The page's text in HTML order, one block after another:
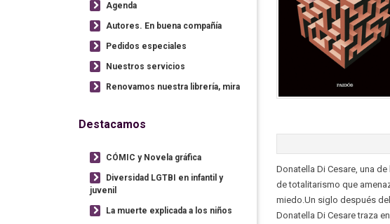
Donatella Di Cesare, una
de totalitarismo que
miedo.Un siglo después
Donatella Di Cesare traza
Agenda
Autores. En buena compañía
Pedidos especiales
Nuestros servicios
Renovamos nuestra librería, mira
Destacamos
CÓMIC y Novela gráfica
Diversidad LGTBI en infantil y
juvenil
La muerte explicada a los niños